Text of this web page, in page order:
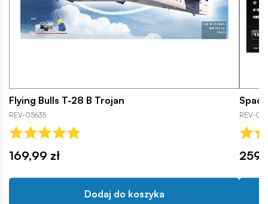
Flying Bulls T-28 B Trojan
REV-05635
169,99 zł
Dodaj do koszyka
REV-